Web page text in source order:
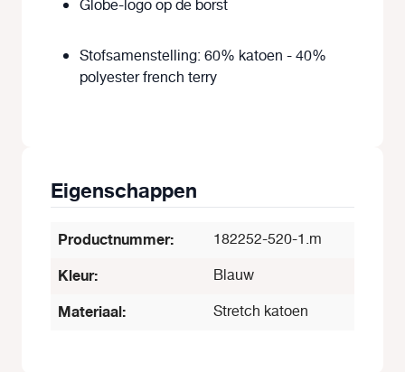
Globe-logo op de borst
Stofsamenstelling: 60% katoen - 40%
polyester french terry
Eigenschappen
Productnummer: 182252-520-1.m
Kleur: Blauw
Materiaal: Stretch katoen